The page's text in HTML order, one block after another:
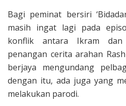
Bagi peminat bersiri
masih ingat lagi pada
konflik antara Ikram
penangan cerita arahan
berjaya mengundang
dengan itu, ada juga yang
melakukan parodi.